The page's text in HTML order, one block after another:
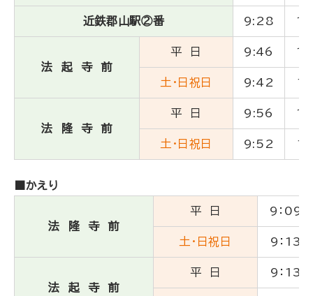
近鉄郡山駅②番 9:28
法 起 寺 前
平 日 9:46
土・日祝日 9:42
法 隆 寺 前
平 日 9:56
土・日祝日 9:52
■かえり
法 隆 寺 前
平 日 9：09
土・日祝日 9：13
法 起 寺 前
平 日 9：13